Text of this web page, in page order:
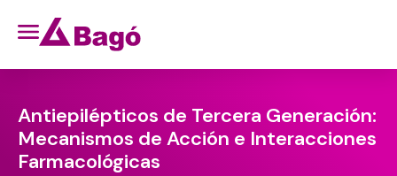
Antiepilépticos de Tercera Generación:
Mecanismos de Acción e Interacciones
Farmacológicas